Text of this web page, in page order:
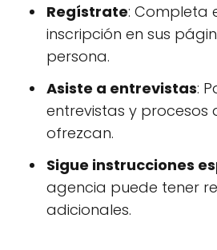
Regístrate: Completa
inscripción en sus
persona.
Asiste a entrevistas:
entrevistas y procesos
ofrezcan.
Sigue instrucciones
agencia puede tener
adicionales.